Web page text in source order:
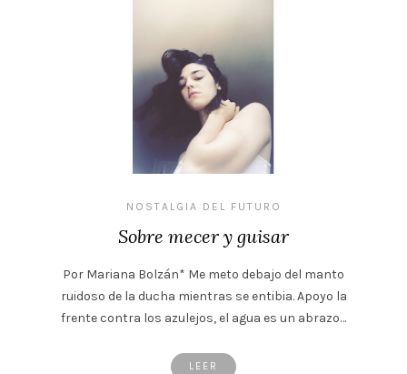
NOSTALGIA DEL FUTURO
Sobre mecer y guisar
Por Mariana Bolzán* Me meto debajo del manto
ruidoso de la ducha mientras se entibia. Apoyo la
frente contra los azulejos, el agua es un abrazo…
LEER